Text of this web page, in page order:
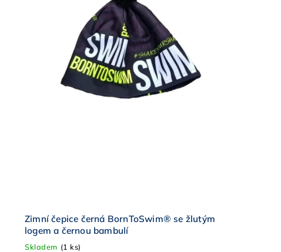
Zimní čepice černá BornToSwim® se žlutým
logem a černou bambulí
Skladem (1 ks)